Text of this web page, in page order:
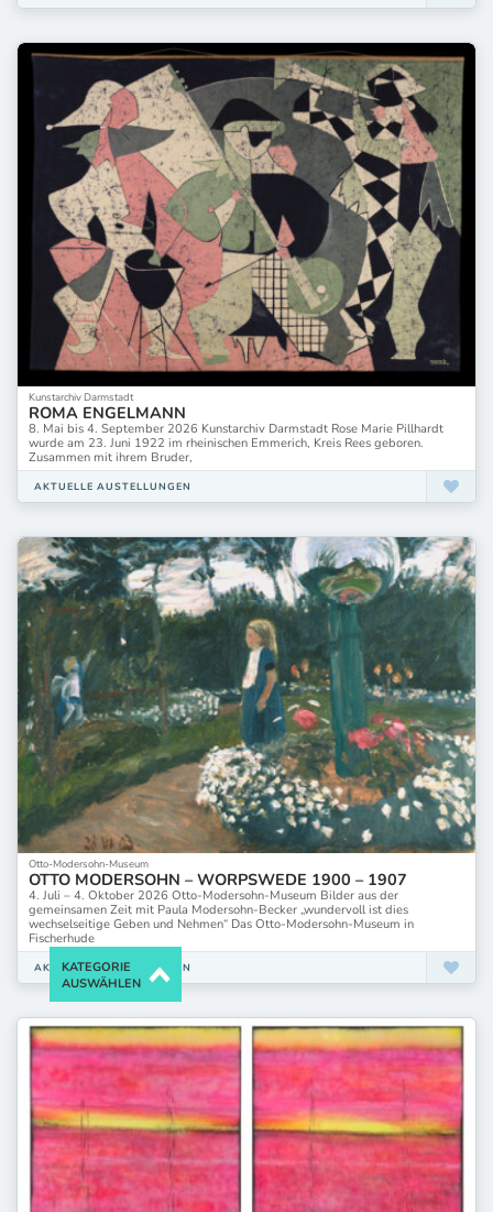
Kunstarchiv Darmstadt
ROMA ENGELMANN
8. Mai bis 4. September 2026 Kunstarchiv Darmstadt Rose Marie Pillhardt
wurde am 23. Juni 1922 im rheinischen Emmerich, Kreis Rees geboren.
Zusammen mit ihrem Bruder,
AKTUELLE AUSTELLUNGEN
Otto-Modersohn-Museum
OTTO MODERSOHN – WORPSWEDE 1900 – 1907
4. Juli – 4. Oktober 2026 Otto-Modersohn-Museum Bilder aus der
gemeinsamen Zeit mit Paula Modersohn-Becker „wundervoll ist dies
wechselseitige Geben und Nehmen“ Das Otto-Modersohn-Museum in
Fischerhude
AKTUELLE AUSTELLUNGEN
KATEGORIE
AUSWÄHLEN